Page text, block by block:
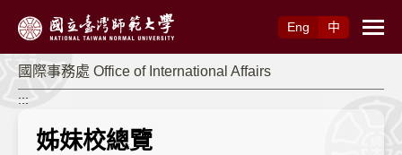
Eng
中
國際事務處 Office of International Affairs
:::
姊妹校總覽